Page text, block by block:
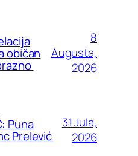
običan
8
Augusta,
2026
Puna
Prelević
31 Jula,
2026